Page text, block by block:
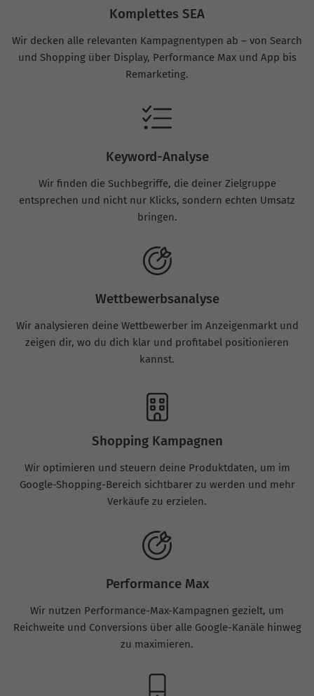
Komplettes SEA
Wir decken alle relevanten Kampagnentypen ab – von Search
und Shopping über Display, Performance Max und App bis
Remarketing.
Keyword-Analyse
Wir finden die Suchbegriffe, die deiner Zielgruppe
entsprechen und nicht nur Klicks, sondern echten Umsatz
bringen.
Wettbewerbsanalyse
Wir analysieren deine Wettbewerber im Anzeigenmarkt und
zeigen dir, wo du dich klar und profitabel positionieren
kannst.
Shopping Kampagnen
Wir optimieren und steuern deine Produktdaten, um im
Google-Shopping-Bereich sichtbarer zu werden und mehr
Verkäufe zu erzielen.
Performance Max
Wir nutzen Performance-Max-Kampagnen gezielt, um
Reichweite und Conversions über alle Google-Kanäle hinweg
zu maximieren.